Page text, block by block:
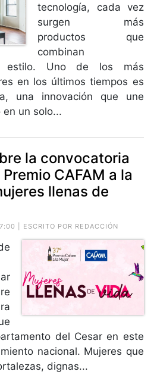
tecnología, cada vez
surgen más
productos que
combinan
estilo. Uno de los más
en los últimos tiempos es
una innovación que une
un solo...
la convocatoria
CAFAM a la
llenas de
| ESCRITO POR REDACCIÓN
del Cesar en este
nacional. Mujeres que
dignas...